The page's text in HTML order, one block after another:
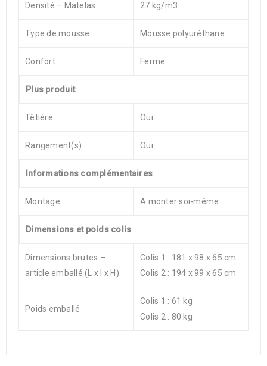
Densité – Matelas 27 kg/m3
Type de mousse Mousse polyuréthane
Confort Ferme
Plus produit
Têtière Oui
Rangement(s) Oui
Informations complémentaires
Montage A monter soi-même
Dimensions et poids colis
Dimensions brutes –
article emballé (L x l x H)
Colis 1 : 181 x 98 x 65 cm
Colis 2 : 194 x 99 x 65 cm
Poids emballé
Colis 1 : 61 kg
Colis 2 : 80 kg